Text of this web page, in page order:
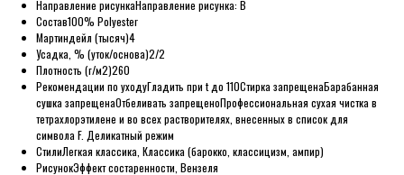
Направление рисункаНаправление рисунка: B
Состав100% Polyester
Мартиндейл (тысяч)4
Усадка, % (уток/основа)2/2
Плотность (г/м2)260
Рекомендации по уходуГладить при t до 110Стирка запрещенаБарабанная
сушка запрещенаОтбеливать запрещеноПрофессиональная сухая чистка в
тетрахлорэтилене и во всех растворителях, внесенных в список для
символа F. Деликатный режим
СтилиЛегкая классика, Классика (барокко, классицизм, ампир)
РисунокЭффект состаренности, Вензеля